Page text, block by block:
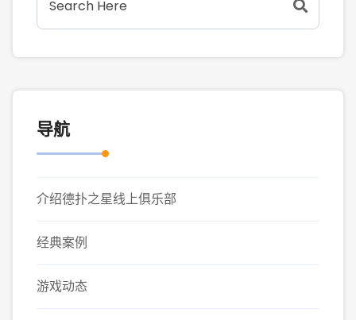
导航
介绍德扑之星线上俱乐部
经典案例
游戏动态